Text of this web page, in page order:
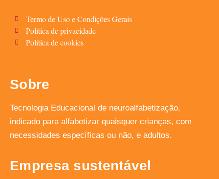
Termo de Uso e Condições Gerais
Política de privacidade
Política de cookies
Sobre
Tecnologia Educacional de neuroalfabetização,
indicado para alfabetizar quaisquer crianças, com
necessidades específicas ou não, e adultos.
Empresa sustentável